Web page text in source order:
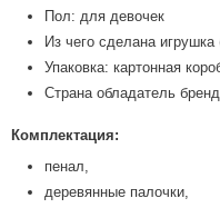
Пол: для девочек
Из чего сделана
Упаковка: картонная
Страна обладатель
Комплектация:
пенал,
деревянные палочки,